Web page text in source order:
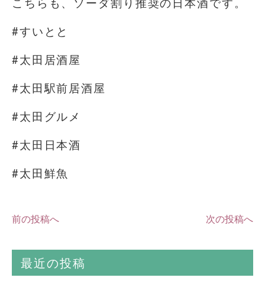
こちらも、ソーダ割り推奨の日本酒です。
#すいとと
#太田居酒屋
#太田駅前居酒屋
#太田グルメ
#太田日本酒
#太田鮮魚
前の投稿へ 次の投稿へ
最近の投稿